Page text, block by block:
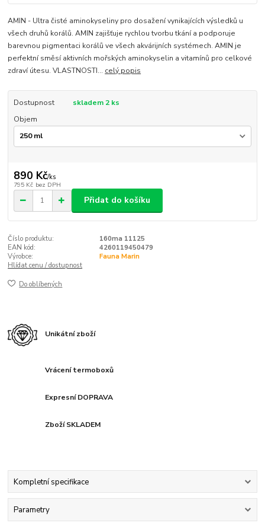
AMIN - Ultra čisté aminokyseliny pro dosažení vynikajících výsledků u
všech druhů korálů. AMIN zajišťuje rychlou tvorbu tkání a podporuje
barevnou pigmentaci korálů ve všech akvárijních systémech. AMIN je
perfektní směsí aktivních mořských aminokyselin a vitamínů pro celkové
zdraví útesu. VLASTNOSTI... celý popis
Dostupnost
skladem 2 ks
Objem
890 Kč/ks
795 Kč bez DPH
Přidat do košíku
Číslo produktu:
160ma 11125
EAN kód:
4260119450479
Výrobce:
Fauna Marin
Hlídat cenu / dostupnost
Do oblíbených
Unikátní zboží
Vrácení termoboxů
Expresní DOPRAVA
Zboží SKLADEM
Kompletní specifikace
Parametry